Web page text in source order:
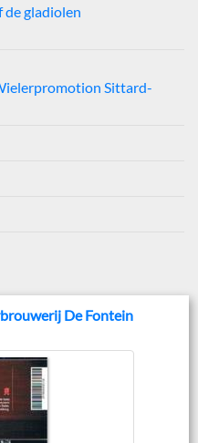
de gladiolen
Sittard-
De Fontein